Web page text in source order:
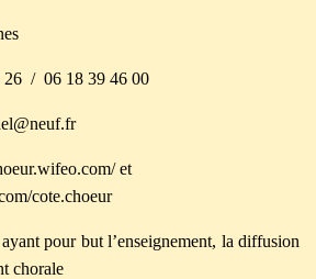
26 / 06 18 39 46 00
et
cote.choeur
pour but l’enseignement, la diffusion
chorale